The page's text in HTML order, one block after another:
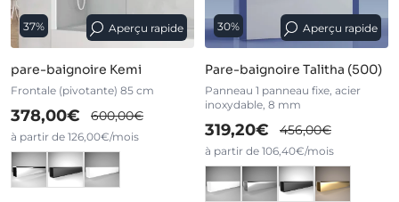
37% Aperçu rapide
pare-baignoire Kemi
Frontale (pivotante) 85 cm
378,00€ 600,00€
à partir de 126,00€/mois
30% Aperçu rapide
Pare-baignoire Talitha (500)
Panneau 1 panneau fixe, acier
inoxydable, 8 mm
319,20€ 456,00€
à partir de 106,40€/mois